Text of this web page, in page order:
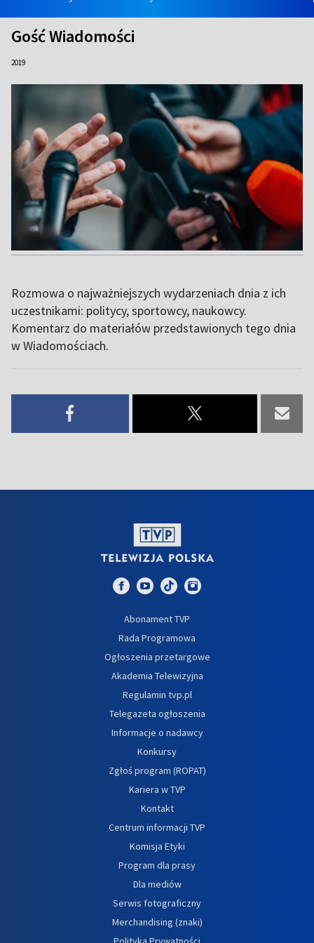
Gość Wiadomości
2019
Rozmowa o najważniejszych wydarzeniach dnia z ich
uczestnikami: politycy, sportowcy, naukowcy.
Komentarz do materiałów przedstawionych tego dnia
w Wiadomościach.
Abonament TVP
Rada Programowa
Ogłoszenia przetargowe
Akademia Telewizyjna
Regulamin tvp.pl
Telegazeta ogłoszenia
Informacje o nadawcy
Konkursy
Zgłoś program (ROPAT)
Kariera w TVP
Kontakt
Centrum informacji TVP
Komisja Etyki
Program dla prasy
Dla mediów
Serwis fotograficzny
Merchandising (znaki)